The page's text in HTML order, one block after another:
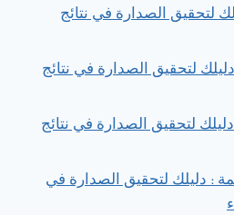
لتحقيق الصدارة في نتائج
لتحقيق الصدارة في نتائج
لتحقيق الصدارة في نتائج
: دليلك لتحقيق الصدارة في